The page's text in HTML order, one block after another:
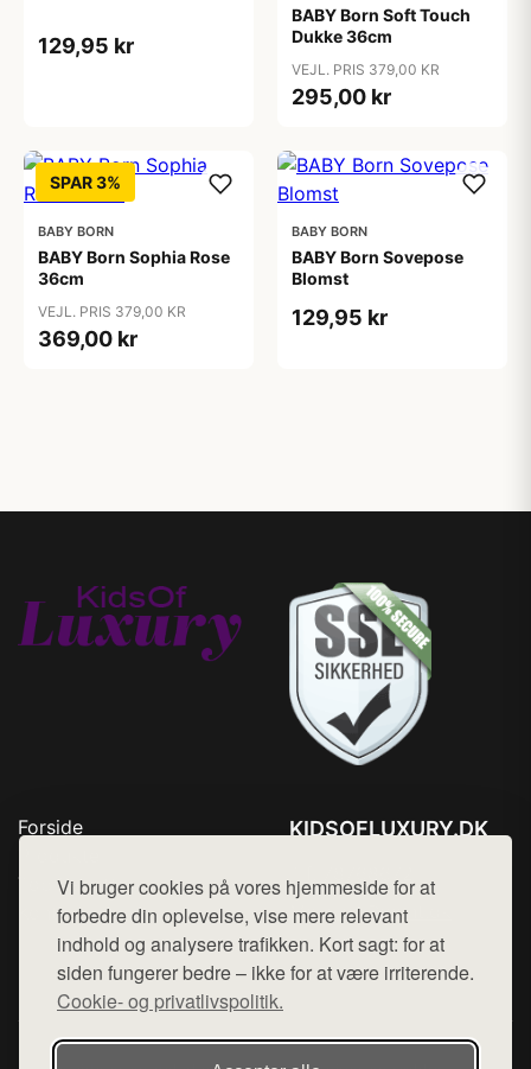
Vi bruger cookies på vores hjemmeside for at
forbedre din oplevelse, vise mere relevant
indhold og analysere trafikken. Kort sagt: for at
siden fungerer bedre – ikke for at være irriterende.
Cookie- og privatlivspolitik.
129,95 kr
BABY Born Soft Touch
Dukke 36cm
VEJL. PRIS 379,00 KR
295,00 kr
SPAR 3%
BABY BORN
BABY Born Sophia Rose
36cm
VEJL. PRIS 379,00 KR
369,00 kr
BABY BORN
BABY Born Sovepose
Blomst
129,95 kr
Forside
Top Rabatter
Kontakt
KIDSOFLUXURY.DK
Mail: hej@want.dk
Cookie- og privatlivspolitik